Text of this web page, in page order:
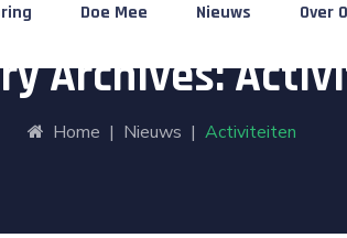
Doe Mee Nieuws Over
Archives:
Home | Nieuws | Activiteiten